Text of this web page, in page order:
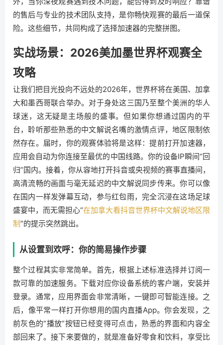
的售后与专业的技术团队支持，是你畅快观赛的最后一道保
险。这些细节，共同构成了选择加速器的完整拼图。
实战场景：2026美加墨世界杯观赛全
攻略
让我们把目光投向不远处的2026年，世界杯将在美国、加拿
大和墨西哥联合举办。对于身处这三国乃至整个美洲的华人
球迷，这无疑是主场般的盛事。但如果你想通过国内的平
台，聆听那些熟悉的中文解说名嘴的激情点评，地区限制依
然存在。届时，你的观赛体验将是这样：提前打开加速器，
应用会自动为你连接至最优的中国线路。你的设备IP瞬间“回
归”国内。接着，你从容地打开抖音或央视频的赛事直播间，
高清流畅的画面与毫无延迟的中文解说同步传来。你可以像
在国内一样发弹幕互动，参与红包雨，完全沉浸在这场足球
盛宴中，而无需担心“在加拿大看抖音世界杯中文解说地区限
制”的提示突然跳出。
从设置到欢呼：你的简易操作步骤
整个过程其实非常简单。首先，根据上述标准选择并订阅一
款可靠的加速服务。下载对应你设备系统的客户端，安装并
登录。通常，应用界面会非常清晰，一键即可智能连接。之
后，像平常一样打开你想用的国内直播App。你会发现，之
前灰色的“播放”按钮已经变得可点击，熟悉的界面和内容全
部回来了。接下来要做的，就是准备好零食和饮料，享受比